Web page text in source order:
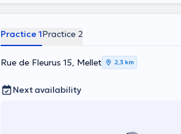
Practice 1Practice 2
Rue de Fleurus 15, Mellet 2,3 km
Next availability